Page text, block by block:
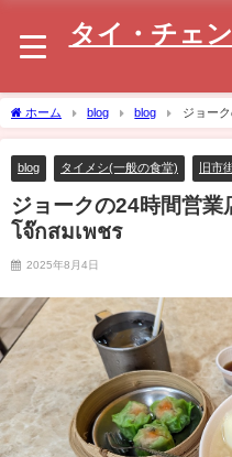
タイ・チェ
ホーム blog blog
ジョー
เพชร
blog タイメシ(一般の食堂) 旧市
ジョークの24時間営業
โจ๊กสมเพชร
2025年8月4日